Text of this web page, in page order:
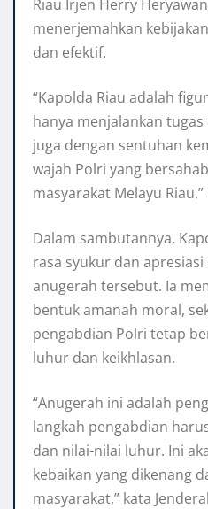
Riau Irjen Herry
menerjemahkan
dan efektif.
“Kapolda Riau adalah
hanya menjalankan
juga dengan sentuhan
wajah Polri yang
masyarakat Melayu
Dalam sambutannya,
rasa syukur dan
anugerah tersebut. Ia
bentuk amanah moral,
pengabdian Polri tetap
luhur dan keikhlasan.
“Anugerah ini adalah
langkah pengabdian
dan nilai-nilai luhur. Ini
kebaikan yang dikenang
masyarakat,” kata